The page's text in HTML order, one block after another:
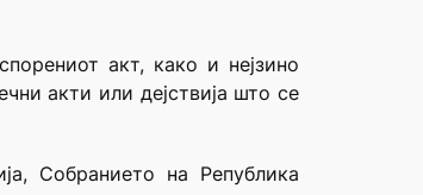
акт, како и нејзино
акти или дејствија што се
Собранието на Република